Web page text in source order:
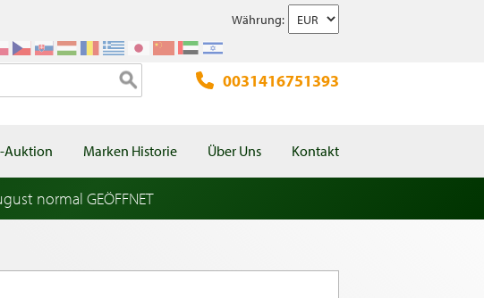
Währung:
0031416751393
Auktion Marken Historie Über Uns Kontakt
normal GEÖFFNET